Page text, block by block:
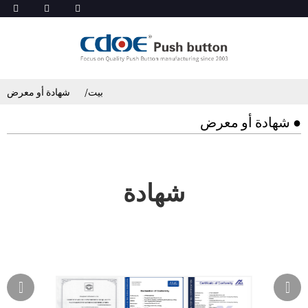
بيت شهادة أو معرض
● شهادة أو معرض
شهادة